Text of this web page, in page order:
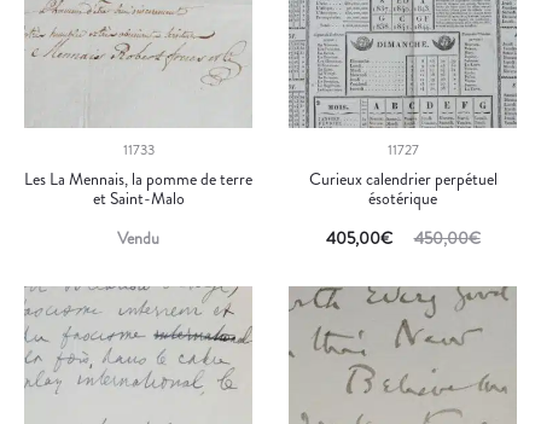
11733
Les La Mennais, la pomme de terre
et Saint-Malo
Vendu
11727
Curieux calendrier perpétuel
ésotérique
450,00€
405,00€